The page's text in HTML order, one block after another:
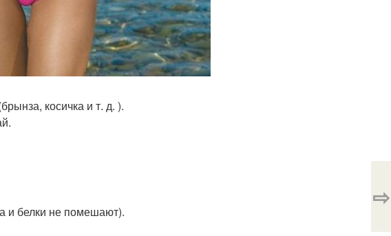
косичка и т. д. ).
и белки не помешают).
⇨